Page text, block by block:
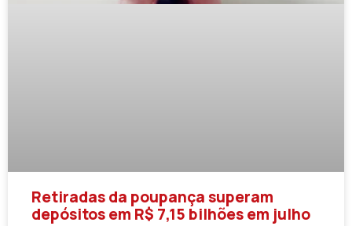
Retiradas da poupança superam
depósitos em R$ 7,15 bilhões em julho